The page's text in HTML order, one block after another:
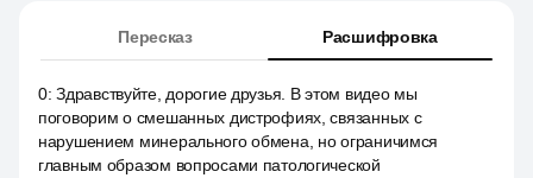
Пересказ Расшифровка
0:Здравствуйте, дорогие друзья. В этом видео мы
поговорим о смешанных дистрофиях, связанных с
нарушением минерального обмена, но ограничимся
главным образом вопросами патологической